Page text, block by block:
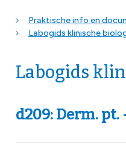
Praktische info en
Labogids klinische
Labogids
d209: Derm. pt.